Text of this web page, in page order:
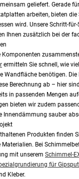
geliefert. Gerade
arbeiten, bieten die
wird. Unsere Schritt-
Ihnen zusätzlich bei der
Komponenten
ermitteln Sie schnell, wie
Wandfläche benötigen.
Berechnung ab – hier
in passenden Mengen
bieten wir zudem
Innendämmung sauber
Produkten finden
Materialien. Bei
mit unserem Schimmel-
für
Kleber.